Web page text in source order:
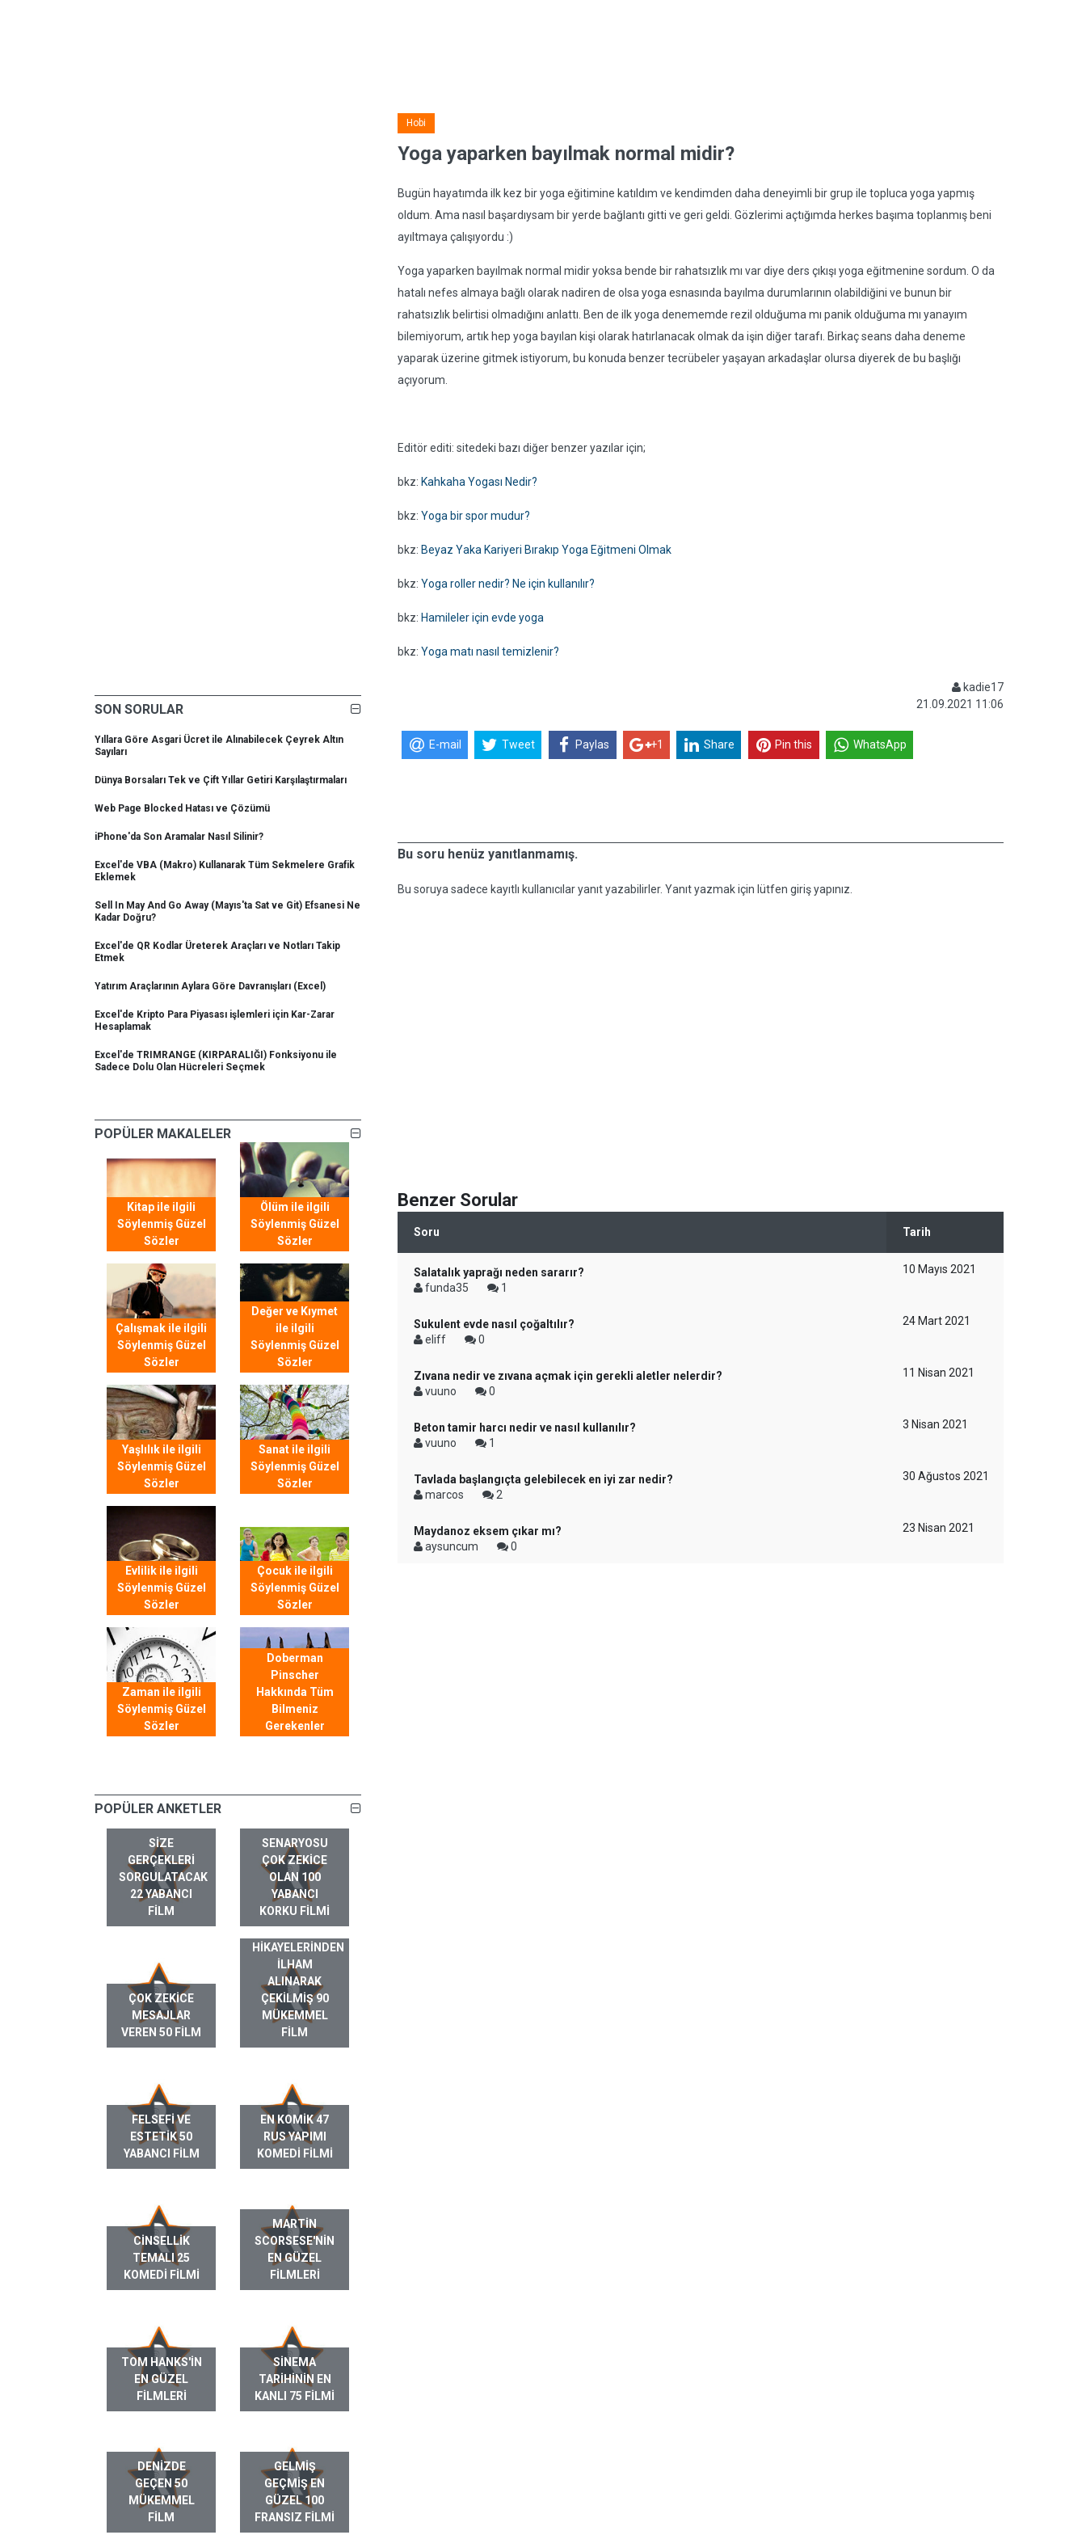
SON SORULAR
Yıllara Göre Asgari Ücret ile Alınabilecek Çeyrek Altın
Sayıları
Dünya Borsaları Tek ve Çift Yıllar Getiri Karşılaştırmaları
Web Page Blocked Hatası ve Çözümü
iPhone'da Son Aramalar Nasıl Silinir?
Excel'de VBA (Makro) Kullanarak Tüm Sekmelere Grafik
Eklemek
Sell In May And Go Away (Mayıs'ta Sat ve Git) Efsanesi Ne
Kadar Doğru?
Excel'de QR Kodlar Üreterek Araçları ve Notları Takip
Etmek
Yatırım Araçlarının Aylara Göre Davranışları (Excel)
Excel'de Kripto Para Piyasası işlemleri için Kar-Zarar
Hesaplamak
Excel'de TRIMRANGE (KIRPARALIĞI) Fonksiyonu ile
Sadece Dolu Olan Hücreleri Seçmek
POPÜLER MAKALELER
Kitap ile ilgili
Söylenmiş Güzel
Sözler
Ölüm ile ilgili
Söylenmiş Güzel
Sözler
Çalışmak ile ilgili
Söylenmiş Güzel
Sözler
Değer ve Kıymet
ile ilgili
Söylenmiş Güzel
Sözler
Yaşlılık ile ilgili
Söylenmiş Güzel
Sözler
Sanat ile ilgili
Söylenmiş Güzel
Sözler
Evlilik ile ilgili
Söylenmiş Güzel
Sözler
Çocuk ile ilgili
Söylenmiş Güzel
Sözler
Zaman ile ilgili
Söylenmiş Güzel
Sözler
Doberman
Pinscher
Hakkında Tüm
Bilmeniz
Gerekenler
POPÜLER ANKETLER
SIZE
GERÇEKLERI
SORGULATACAK
22 YABANCI
FILM
SENARYOSU
ÇOK ZEKICE
OLAN 100
YABANCI
KORKU FILMI
ÇOK ZEKICE
MESAJLAR
VEREN 50 FILM
GERÇEK HAYAT
HIKAYELERINDEN
ILHAM
ALINARAK
ÇEKILMIŞ 90
MÜKEMMEL
FILM
FELSEFI VE
ESTETIK 50
YABANCI FILM
EN KOMIK 47
RUS YAPIMI
KOMEDI FILMI
CINSELLIK
TEMALI 25
KOMEDI FILMI
MARTIN
SCORSESE'NIN
EN GÜZEL
FILMLERI
TOM HANKS'IN
EN GÜZEL
FILMLERI
SINEMA
TARIHININ EN
KANLI 75 FILMI
DENIZDE
GEÇEN 50
MÜKEMMEL
FILM
GELMIŞ
GEÇMIŞ EN
GÜZEL 100
FRANSIZ FILMI
Hobi
Yoga yaparken bayılmak normal midir?
Bugün hayatımda ilk kez bir yoga eğitimine katıldım ve kendimden daha deneyimli bir grup ile topluca yoga yapmış
oldum. Ama nasıl başardıysam bir yerde bağlantı gitti ve geri geldi. Gözlerimi açtığımda herkes başıma toplanmış beni
ayıltmaya çalışıyordu :)
Yoga yaparken bayılmak normal midir yoksa bende bir rahatsızlık mı var diye ders çıkışı yoga eğitmenine sordum. O da
hatalı nefes almaya bağlı olarak nadiren de olsa yoga esnasında bayılma durumlarının olabildiğini ve bunun bir
rahatsızlık belirtisi olmadığını anlattı. Ben de ilk yoga denememde rezil olduğuma mı panik olduğuma mı yanayım
bilemiyorum, artık hep yoga bayılan kişi olarak hatırlanacak olmak da işin diğer tarafı. Birkaç seans daha deneme
yaparak üzerine gitmek istiyorum, bu konuda benzer tecrübeler yaşayan arkadaşlar olursa diyerek de bu başlığı
açıyorum.
Editör editi: sitedeki bazı diğer benzer yazılar için;
bkz: Kahkaha Yogası Nedir?
bkz: Yoga bir spor mudur?
bkz: Beyaz Yaka Kariyeri Bırakıp Yoga Eğitmeni Olmak
bkz: Yoga roller nedir? Ne için kullanılır?
bkz: Hamileler için evde yoga
bkz: Yoga matı nasıl temizlenir?
kadie17
21.09.2021 11:06
E-mail Tweet Paylas +1 Share Pin this WhatsApp
Bu soru henüz yanıtlanmamış.
Bu soruya sadece kayıtlı kullanıcılar yanıt yazabilirler. Yanıt yazmak için lütfen giriş yapınız.
Benzer Sorular
Soru Tarih
Salatalık yaprağı neden sararır?
funda35
1
10 Mayıs 2021
Sukulent evde nasıl çoğaltılır?
eliff
0
24 Mart 2021
Zıvana nedir ve zıvana açmak için gerekli aletler nelerdir?
vuuno
0
11 Nisan 2021
Beton tamir harcı nedir ve nasıl kullanılır?
vuuno
1
3 Nisan 2021
Tavlada başlangıçta gelebilecek en iyi zar nedir?
marcos
2
30 Ağustos 2021
Maydanoz eksem çıkar mı?
aysuncum
0
23 Nisan 2021